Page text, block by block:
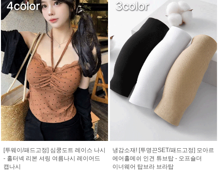
[투웨이/패드고정] 심쿵도트 레이스 나시
- 홀터넥 리본 셔링 여름나시 레이어드
캡나시
냉감소재! [투명끈SET/패드고정] 모아르
에어홀메쉬 인견 튜브탑 - 오프숄더
이너웨어 탑브라 브라탑